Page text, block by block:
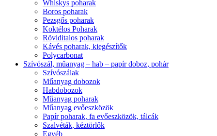
Whiskys poharak
Boros poharak
Pezsgős poharak
Koktélos Poharak
Röviditalos poharak
Kávés poharak, kiegészítők
Polycarbonat
Szívószál, műanyag – hab – papír doboz, pohár
Szívószálak
Műanyag dobozok
Habdobozok
Műanyag poharak
Műanyag evőeszközök
Papír poharak, fa evőeszközök, tálcák
Szalvéták, kéztörlők
Egyéb